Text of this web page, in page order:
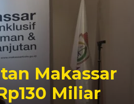
La
Komitmen